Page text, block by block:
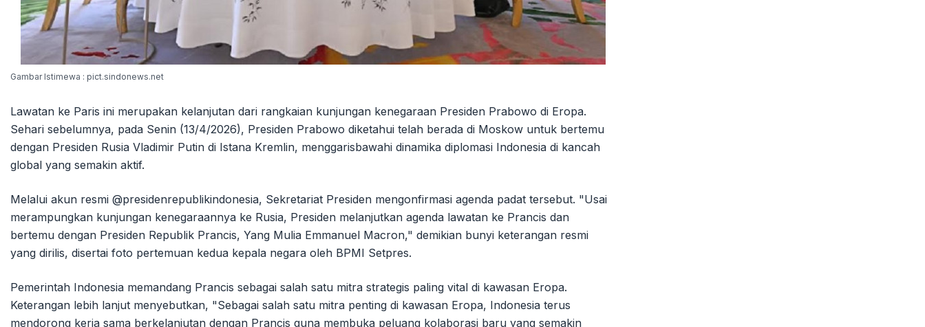
Gambar Istimewa : pict.sindonews.net
Lawatan ke Paris ini merupakan kelanjutan dari rangkaian kunjungan kenegaraan Presiden Prabowo di Eropa.
Sehari sebelumnya, pada Senin (13/4/2026), Presiden Prabowo diketahui telah berada di Moskow untuk bertemu
dengan Presiden Rusia Vladimir Putin di Istana Kremlin, menggarisbawahi dinamika diplomasi Indonesia di kancah
global yang semakin aktif.
Melalui akun resmi @presidenrepublikindonesia, Sekretariat Presiden mengonfirmasi agenda padat tersebut. "Usai
merampungkan kunjungan kenegaraannya ke Rusia, Presiden melanjutkan agenda lawatan ke Prancis dan
bertemu dengan Presiden Republik Prancis, Yang Mulia Emmanuel Macron," demikian bunyi keterangan resmi
yang dirilis, disertai foto pertemuan kedua kepala negara oleh BPMI Setpres.
Pemerintah Indonesia memandang Prancis sebagai salah satu mitra strategis paling vital di kawasan Eropa.
Keterangan lebih lanjut menyebutkan, "Sebagai salah satu mitra penting di kawasan Eropa, Indonesia terus
mendorong kerja sama berkelanjutan dengan Prancis guna membuka peluang kolaborasi baru yang semakin